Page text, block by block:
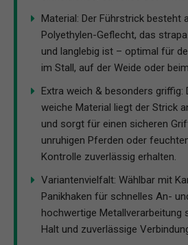
Material: Der Führstrick besteht
Polyethylen-Geflecht, das
und langlebig ist – optimal für
im Stall, auf der Weide oder
Extra weich & besonders griffig:
weiche Material liegt der Strick
und sorgt für einen sicheren
unruhigen Pferden oder
Kontrolle zuverlässig erhalten.
Variantenvielfalt: Wählbar mit
Panikhaken für schnelles An-
hochwertige Metallverarbeitung
Halt und zuverlässige